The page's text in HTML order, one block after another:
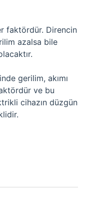
faktördür. Direncin
azalsa bile
gerilim, akımı
ve bu
cihazın düzgün